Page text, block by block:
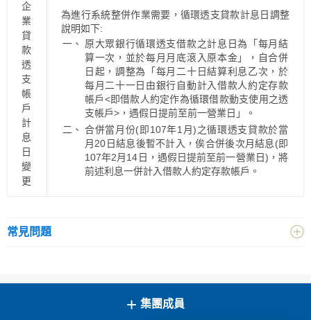
企
業
貸
款
透
支
帳
戶
計
息
日
變
更
為進行系統整併作業需要，循環透支貸款計息日調整
說明如下:
一、
原大眾銀行循環透支借款之計息日為「每月結
算一次，並於每月月底滾入原本金」，自合併
日起，調整為「每月二十日結算利息乙次，於
每月二十一日由銀行自動計入借款人約定存款
帳戶<即借款人約定作為循環借款動支使用之透
支帳戶>，遇假日提前至前一營業日」。
二、 合併當月份(即107年1月)之循環透支貸款於當
月20日結息後暫不計入，俟合併後次月結息(即
107年2月14日，遇假日提前至前一營業日)，將
前述利息一併計入借款人約定存款帳戶。
常見問題
+ 集團成員